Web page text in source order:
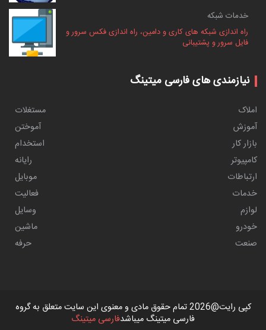
خدمات شبکه
راه اندازی شبکه های کاری و دامین، راه اندازی فکس سرور و
فایل سرور و پشتیبانی
نیازمندی های فارسی میتینگ
املاک
مستغلات
آموزش
آموختن
بازار کار
استخدام
کامپیوتر
رایانه
ارتباطات
موبایل
خدمات
فعالیت
لوازم
وسایل
خودرو
ماشین
صنعت
حرفه
کپی رایت@2026 تمام حقوق مادی و معنوی این سایت متعلق به گروه
فارسی میتینگ میباشدفارسی میتینگ